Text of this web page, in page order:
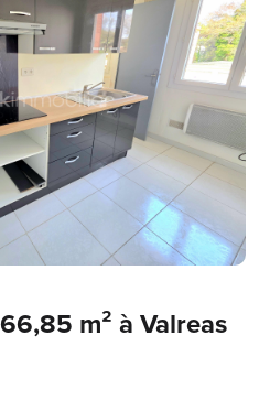
m² à Valreas